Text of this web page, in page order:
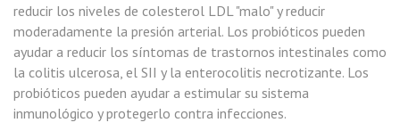
reducir los niveles de colesterol LDL "malo" y reducir
moderadamente la presión arterial. Los probióticos pueden
ayudar a reducir los síntomas de trastornos intestinales como
la colitis ulcerosa, el SII y la enterocolitis necrotizante. Los
probióticos pueden ayudar a estimular su sistema
inmunológico y protegerlo contra infecciones.